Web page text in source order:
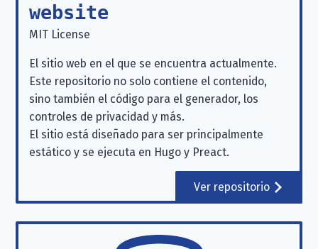
website
MIT License
El sitio web en el que se encuentra actualmente.
Este repositorio no solo contiene el contenido,
sino también el código para el generador, los
controles de privacidad y más.
El sitio está diseñado para ser principalmente
estático y se ejecuta en Hugo y Preact.
Ver repositorio